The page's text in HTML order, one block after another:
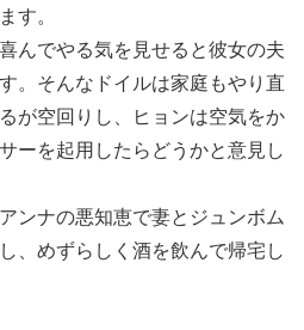
す。
んでやる気を見せると彼女の夫
。そんなドイルは家庭もやり直
が空回りし、ヒョンは空気をか
ーを起用したらどうかと意見し
ンナの悪知恵で妻とジュンボム
、めずらしく酒を飲んで帰宅し